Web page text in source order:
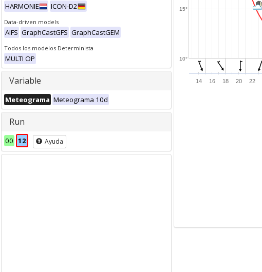
HARMONIE ICON-D2
Data-driven models
AIFS GraphCastGFS GraphCastGEM
Todos los modelos Determinista
MULTI OP
Variable
Meteograma Meteograma 10d
Run
00 12 Ayuda
14 16 18 20 22
10°
15°